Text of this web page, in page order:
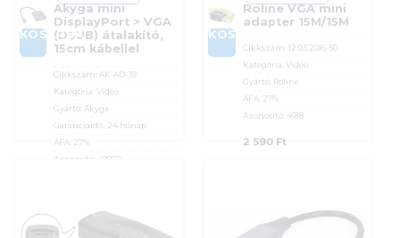
KOSÁRBA
Akyga mini
DisplayPort > VGA
(DSUB) átalakító,
15cm kábellel
Cikkszám:AK-AD-39
Kategória:Video
Gyártó:Akyga
Garanciaidő: 24 hónap
ÁFA: 27%
Azonosító:
48858
KOSÁRBA
Roline VGA mini
adapter 15M/15M
Cikkszám: 12.03.2016-50
Kategória: Video
Gyártó: Roline
ÁFA: 27%
Azonosító: 4918
2 590 Ft